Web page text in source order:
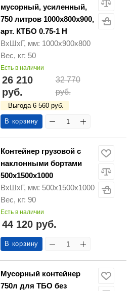
мусорный, усиленный,
750 литров 1000х800х900,
арт. КТБО 0.75-1 H
ВхШхГ, мм: 1000х900х800
Вес, кг: 50
Есть в наличии
26 210
руб.
32 770
руб.
Выгода 6 560 руб.
В корзину
Контейнер грузовой с
наклонными бортами
500х1500х1000
ВхШхГ, мм: 500х1500х1000
Вес, кг: 90
Есть в наличии
44 120 руб.
В корзину
Мусорный контейнер
750л для ТБО без